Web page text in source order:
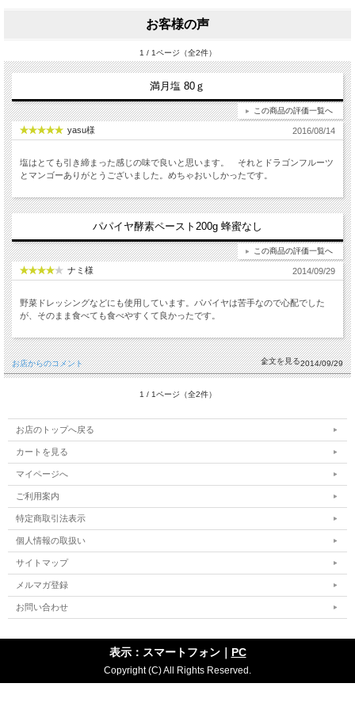
お客様の声
1 / 1ページ（全2件）
満月塩 80ｇ
この商品の評価一覧へ
yasu様 2016/08/14
塩はとても引き締まった感じの味で良いと思います。 それとドラゴンフルーツ
とマンゴーありがとうございました。めちゃおいしかったです。
パパイヤ酵素ペースト200g 蜂蜜なし
この商品の評価一覧へ
ナミ様 2014/09/29
野菜ドレッシングなどにも使用しています。パパイヤは苦手なので心配でした
が、そのまま食べても食べやすくて良かったです。
お店からのコメント 2014/09/29
1 / 1ページ（全2件）
お店のトップへ戻る
カートを見る
マイページへ
ご利用案内
特定商取引法表示
個人情報の取扱い
サイトマップ
メルマガ登録
お問い合わせ
表示：スマートフォン｜ PC
Copyright (C) All Rights Reserved.